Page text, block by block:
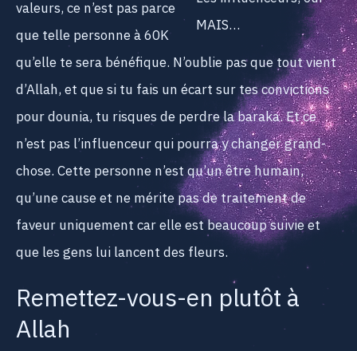
MAIS…
valeurs, ce n’est pas parce
que telle personne à 60K
qu’elle te sera bénéfique. N’oublie pas que tout vient
d’Allah, et que si tu fais un écart sur tes convictions
pour dounia, tu risques de perdre la baraka. Et ce
n’est pas l’influenceur qui pourra y changer grand-
chose. Cette personne n’est qu’un être humain,
qu’une cause et ne mérite pas de traitement de
faveur uniquement car elle est beaucoup suivie et
que les gens lui lancent des fleurs.
Remettez-vous-en plutôt à
Allah